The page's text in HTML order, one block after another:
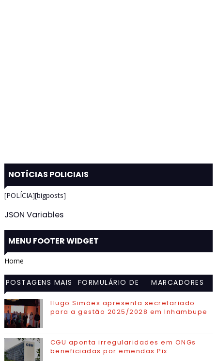
NOTÍCIAS POLICIAIS
[POLÍCIA][bigposts]
JSON Variables
MENU FOOTER WIDGET
Home
POSTAGENS MAIS
VISITADAS
FORMULÁRIO DE
MARCADORES
Hugo Simões apresenta secretariado
para a gestão 2025/2028 em Inhambupe
CGU aponta irregularidades em ONGs
beneficiadas por emendas Pix